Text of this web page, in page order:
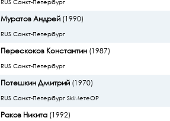
RUS Санкт-Петербург
Муратов Андрей(1990)
RUS Санкт-Петербург
Перескоков Константин(1987)
RUS Санкт-Петербург
Потешкин Дмитрий(1970)
RUS Санкт-Петербург SkiMeтeOP
Раков Никита(1992)